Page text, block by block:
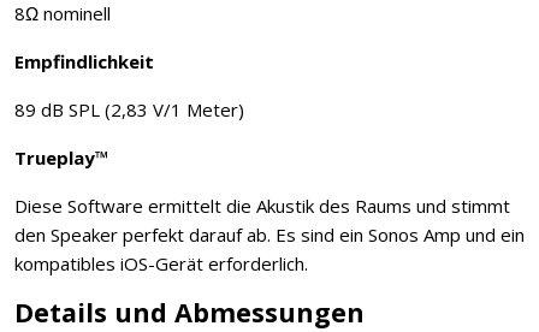
8Ω nominell
Empfindlichkeit
89 dB SPL (2,83 V/1 Meter)
Trueplay™
Diese Software ermittelt die Akustik des Raums und stimmt
den Speaker perfekt darauf ab. Es sind ein Sonos Amp und ein
kompatibles iOS-Gerät erforderlich.
Details und Abmessungen